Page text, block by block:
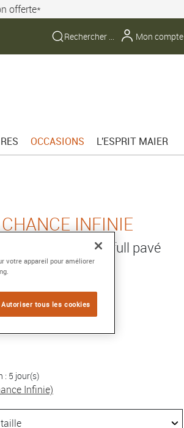
offerte*
Mon compte
OCCASIONS L'ESPRIT MAIER
INFINIE
or blanc750/1000e full pavé
blancs
: 5 jour(s)
Infinie)
votre appareil pour améliorer
Autoriser tous les cookies